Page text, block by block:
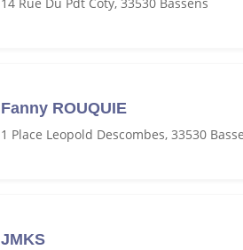
Fanny ROUQUIE
1 Place Leopold Descombes, 33530
JMKS